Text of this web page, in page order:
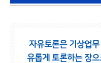
자유토론은 기상업
유롭게 토론하는 장으